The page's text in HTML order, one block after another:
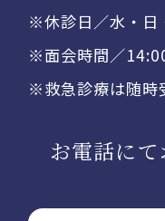
※休診日／水・日
※面会時間／
※救急診療は随時
お電話に